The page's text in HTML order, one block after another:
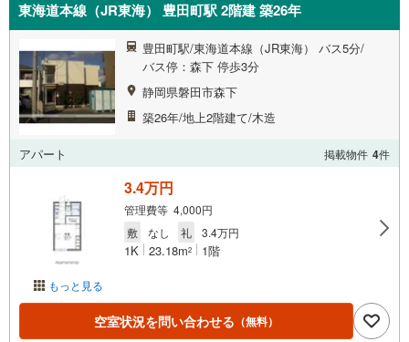
東海道本線（JR東海） 豊田町駅 2階建 築26年
豊田町駅/東海道本線（JR東海） バス5分/
バス停：森下 停歩3分
静岡県磐田市森下
築26年/地上2階建て/木造
アパート 掲載物件 4件
もっと見る
3.4万円
管理費等 4,000円
敷
なし 礼 3.4万円
1K 23.18m2 1階
空室状況を問い合わせる （無料）